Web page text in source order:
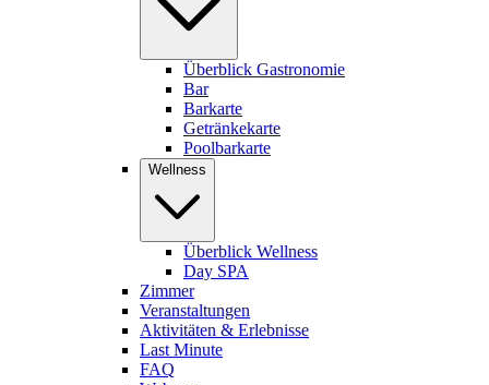
Überblick Gastronomie
Bar
Barkarte
Getränkekarte
Poolbarkarte
Wellness
Überblick Wellness
Day SPA
Zimmer
Veranstaltungen
Aktivitäten & Erlebnisse
Last Minute
FAQ